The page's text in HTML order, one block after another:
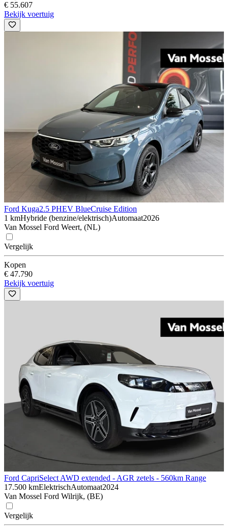
€ 55.607
Bekijk voertuig
Ford Kuga2.5 PHEV BlueCruise Edition
1 kmHybride (benzine/elektrisch)Automaat2026
Van Mossel Ford Weert, (NL)
Vergelijk
Kopen
€ 47.790
Bekijk voertuig
Ford CapriSelect AWD extended - AGR zetels - 560km Range
17.500 kmElektrischAutomaat2024
Van Mossel Ford Wilrijk, (BE)
Vergelijk